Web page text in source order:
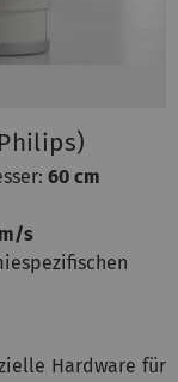
60 cm
s
Hardware für